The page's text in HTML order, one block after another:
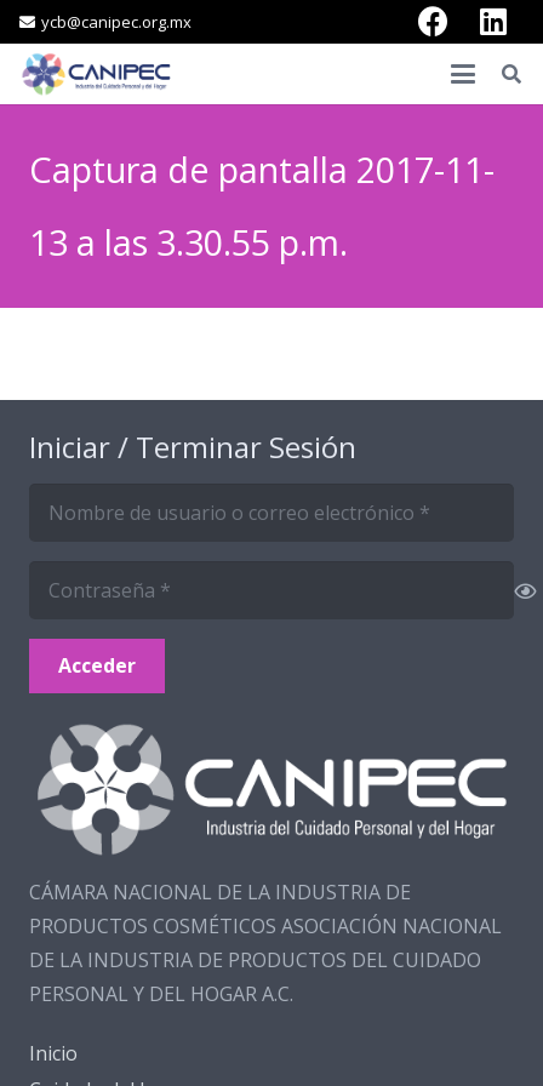
ycb@canipec.org.mx
Captura de pantalla 2017-11-
13 a las 3.30.55 p.m.
Iniciar / Terminar Sesión
Acceder
CÁMARA NACIONAL DE LA INDUSTRIA DE
PRODUCTOS COSMÉTICOS ASOCIACIÓN NACIONAL
DE LA INDUSTRIA DE PRODUCTOS DEL CUIDADO
PERSONAL Y DEL HOGAR A.C.
Inicio